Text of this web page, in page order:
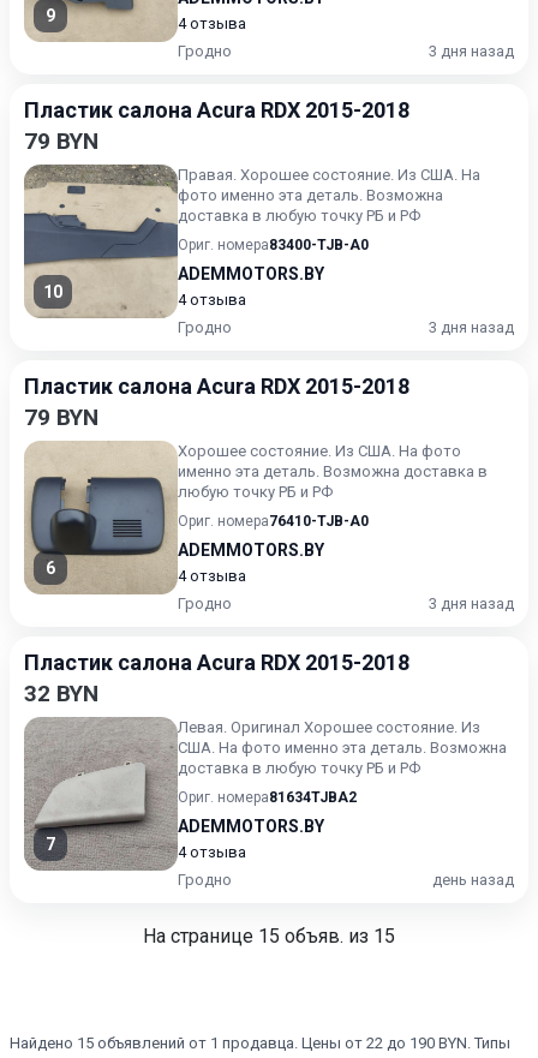
9
4 отзыва
Гродно
3 дня назад
Пластик салона Acura RDX 2015-2018
79 BYN
10
Правая. Хорошее состояние. Из США. На
фото именно эта деталь. Возможна
доставка в любую точку РБ и РФ
Ориг. номера83400-TJB-A0
ADEMMOTORS.BY
4 отзыва
Гродно
3 дня назад
Пластик салона Acura RDX 2015-2018
79 BYN
6
Хорошее состояние. Из США. На фото
именно эта деталь. Возможна доставка в
любую точку РБ и РФ
Ориг. номера76410-TJB-A0
ADEMMOTORS.BY
4 отзыва
Гродно
3 дня назад
Пластик салона Acura RDX 2015-2018
32 BYN
7
Левая. Оригинал Хорошее состояние. Из
США. На фото именно эта деталь. Возможна
доставка в любую точку РБ и РФ
Ориг. номера81634TJBA2
ADEMMOTORS.BY
4 отзыва
Гродно
день назад
На странице 15 объяв. из 15
Найдено 15 объявлений от 1 продавца. Цены от 22 до 190 BYN. Типы